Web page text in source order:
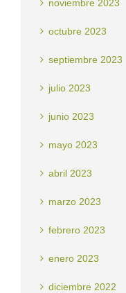
noviembre 2023
octubre 2023
septiembre 2023
julio 2023
junio 2023
mayo 2023
abril 2023
marzo 2023
febrero 2023
enero 2023
diciembre 2022